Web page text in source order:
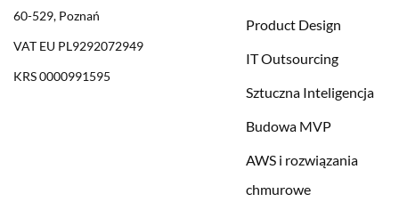
60-529, Poznań
VAT EU PL9292072949
KRS 0000991595
Product Design
IT Outsourcing
Sztuczna Inteligencja
Budowa MVP
AWS i rozwiązania
chmurowe